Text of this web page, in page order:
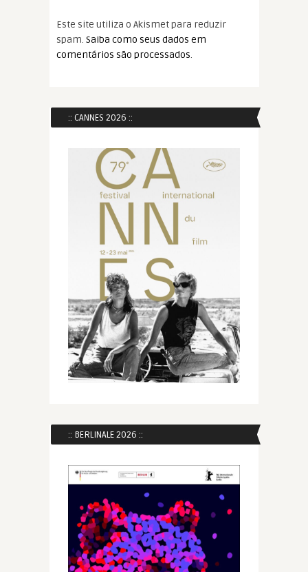
Este site utiliza o Akismet para reduzir
spam. Saiba como seus dados em
comentários são processados.
:: CANNES 2026 ::
:: BERLINALE 2026 ::